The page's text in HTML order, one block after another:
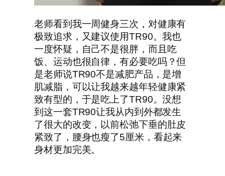
老师看到我一周健身三次，对健康有
极致追求，又建议使用TR90。我也
一度怀疑，自己不是很胖，而且吃
饭、运动也很自律，有必要吃吗？但
是老师说TR90不是减肥产品，是增
肌减脂，可以让我越来越年轻健康紧
致有型的，于是吃上了TR90。没想
到这一套TR90让我从内到外都发生
了很大的改变，以前松弛下垂的肚皮
紧致了，腰身也瘦了5厘米，看起来
身材更加完美。